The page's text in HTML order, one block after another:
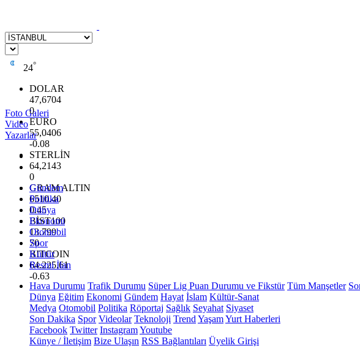
24°
DOLAR
47,6704
0
EURO
55,0406
-0.08
STERLİN
64,2143
0
GRAM ALTIN
6510.40
0.45
BİST100
13.799
70
BITCOIN
64.225,61
-0.63
Foto Galeri
Video
Yazarlar
Gündem
Politika
Dünya
Ekonomi
Otomobil
Spor
Kültür
Resmi İlan
Hava Durumu Trafik Durumu Süper Lig Puan Durumu ve Fikstür Tüm Manşetler
Dünya Eğitim Ekonomi Gündem Hayat İslam Kültür-Sanat
Medya Otomobil Politika Röportaj Sağlık Seyahat Siyaset
Son Dakika Spor Videolar Teknoloji Trend YaşamYurt Haberleri
Facebook Twitter InstagramYoutube
Künye / İletişim Bize Ulaşın RSS Bağlantıları Üyelik Girişi